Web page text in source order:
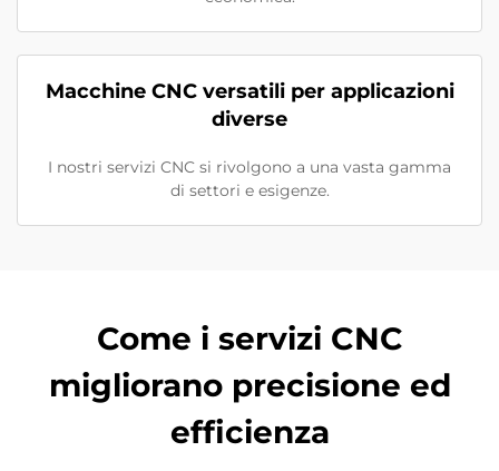
Macchine CNC versatili per applicazioni
diverse
I nostri servizi CNC si rivolgono a una vasta gamma
di settori e esigenze.
Come i servizi CNC
migliorano precisione ed
efficienza